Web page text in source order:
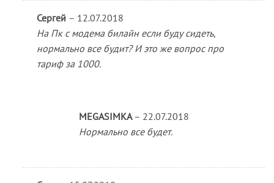
Сергей – 12.07.2018
На Пк с модема билайн если буду сидеть,
нормально все будит? И это же вопрос про
тариф за 1000.
MEGASIMKA – 22.07.2018
Нормально все будет.